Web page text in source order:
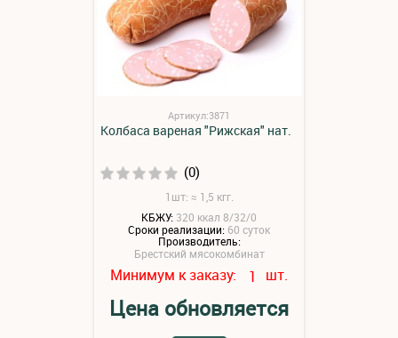
Артикул:3871
Колбаса вареная "Рижская" нат.
(0)
1шт: ≈ 1,5 кгг.
КБЖУ: 320 ккал 8/32/0
Сроки реализации: 60 суток
Производитель:
Брестский мясокомбинат
Минимум к заказу: 1 шт.
Цена обновляется